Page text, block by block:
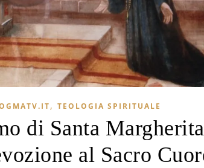
, TEOLOGIA SPIRITUALE
di Santa
al Sacro